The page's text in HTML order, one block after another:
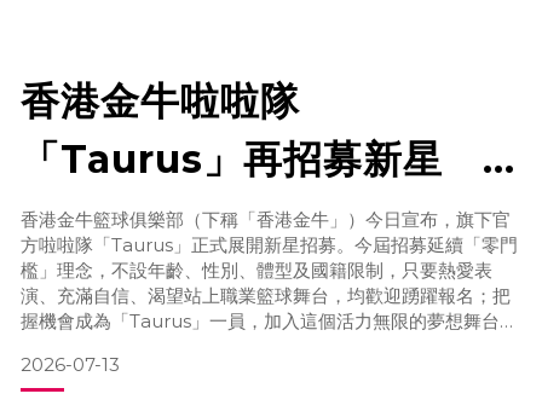
香港金牛啦啦隊
「Taurus」再招募新星
不設年齡、性別、國籍限
制 即日起接受報名
香港金牛籃球俱樂部（下稱「香港金牛」）今日宣布，旗下官
方啦啦隊「Taurus」正式展開新星招募。今屆招募延續「零門
檻」理念，不設年齡、性別、體型及國籍限制，只要熱愛表
演、充滿自信、渴望站上職業籃球舞台，均歡迎踴躍報名；把
握機會成為「Taurus」一員，加入這個活力無限的夢想舞台。
來，憑藉充滿活力及感染力的演出，一直廣受外界好評，更是
香港金牛主場最受球迷歡迎的焦點之一，陪伴球隊走過多個重
2026-07-13